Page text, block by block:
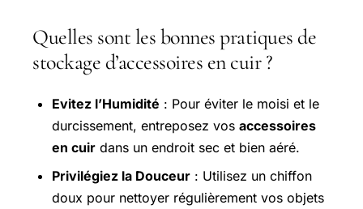
Quelles sont les bonnes pratiques de
stockage d’accessoires en cuir ?
Evitez l’Humidité : Pour éviter le moisi et le
durcissement, entreposez vos accessoires
en cuir dans un endroit sec et bien aéré.
Privilégiez la Douceur : Utilisez un chiffon
doux pour nettoyer régulièrement vos objets